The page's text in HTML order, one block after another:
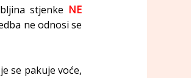
stjenke NE
ne odnosi se
se pakuje voće,